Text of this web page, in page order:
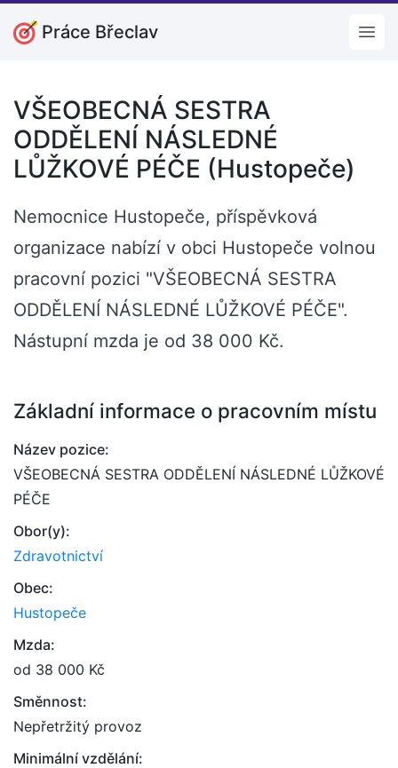
Práce Břeclav
VŠEOBECNÁ SESTRA
ODDĚLENÍ NÁSLEDNÉ
LŮŽKOVÉ PÉČE (Hustopeče)
Nemocnice Hustopeče, příspěvková
organizace nabízí v obci Hustopeče volnou
pracovní pozici "VŠEOBECNÁ SESTRA
ODDĚLENÍ NÁSLEDNÉ LŮŽKOVÉ PÉČE".
Nástupní mzda je od 38 000 Kč.
Základní informace o pracovním místu
Název pozice:
VŠEOBECNÁ SESTRA ODDĚLENÍ NÁSLEDNÉ LŮŽKOVÉ
PÉČE
Obor(y):
Zdravotnictví
Obec:
Hustopeče
Mzda:
od 38 000 Kč
Směnnost:
Nepřetržitý provoz
Minimální vzdělání: